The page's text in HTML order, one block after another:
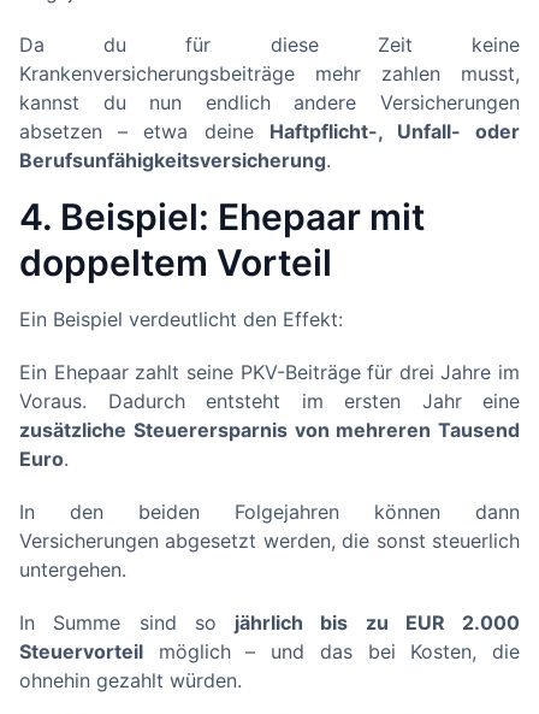
Da du für diese Zeit keine
Krankenversicherungsbeiträge mehr zahlen musst,
kannst du nun endlich andere Versicherungen
absetzen – etwa deine Haftpflicht-, Unfall- oder
Berufsunfähigkeitsversicherung.
4. Beispiel: Ehepaar mit
doppeltem Vorteil
Ein Beispiel verdeutlicht den Effekt:
Ein Ehepaar zahlt seine PKV-Beiträge für drei Jahre im
Voraus. Dadurch entsteht im ersten Jahr eine
zusätzliche Steuerersparnis von mehreren Tausend
Euro.
In den beiden Folgejahren können dann
Versicherungen abgesetzt werden, die sonst steuerlich
untergehen.
In Summe sind so jährlich bis zu EUR 2.000
Steuervorteil möglich – und das bei Kosten, die
ohnehin gezahlt würden.